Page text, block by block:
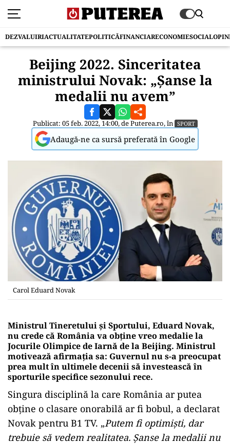
DEZVALUIRIACTUALITATEPOLITICĂFINANCIARECONOMIESOCIAL
Beijing 2022. Sinceritatea
ministrului Novak: „Șanse la
medalii nu avem”
Publicat: 05 feb. 2022, 14:00, dePuterea.ro, în SPORT
Adaugă-ne ca sursă preferată în Google
Carol Eduard Novak
Ministrul Tineretului și Sportului, Eduard Novak,
nu crede că România va obține vreo medalie la
Jocurile Olimpice de Iarnă de la Beijing. Ministrul
motivează afirmația sa: Guvernul nu s-a preocupat
prea mult în ultimele decenii să investească în
sporturile specifice sezonului rece.
Singura disciplină la care România ar putea
obține o clasare onorabilă ar fi bobul, a declarat
Novak pentru B1 TV. „Putem fi optimiști, dar
trebuie să vedem realitatea. Șanse la medalii nu